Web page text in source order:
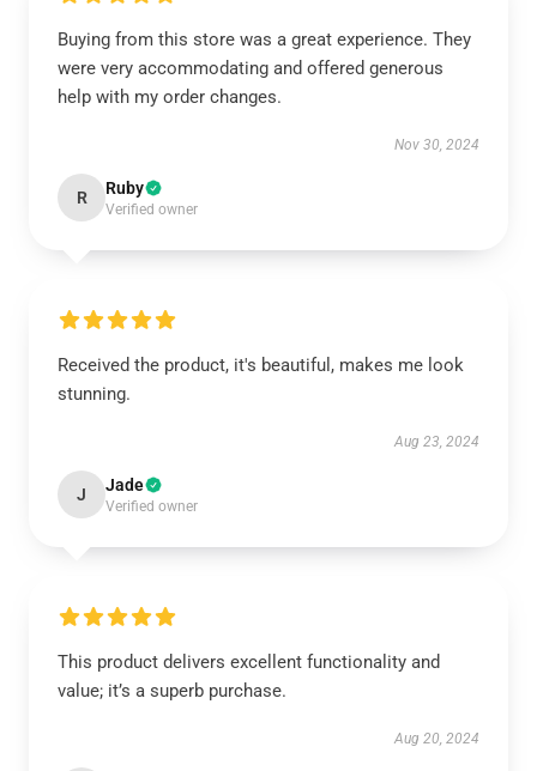
Buying from this store was a great experience. They
were very accommodating and offered generous
help with my order changes.
Nov 30, 2024
R Ruby
Verified owner
Received the product, it's beautiful, makes me look
stunning.
Aug 23, 2024
J Jade
Verified owner
This product delivers excellent functionality and
value; it’s a superb purchase.
Aug 20, 2024